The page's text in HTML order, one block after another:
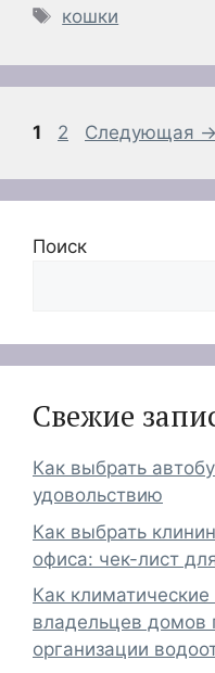
Метки
кошки
Страница
1 Страница
2 Следующая →
Поиск
Свежие
Как выбрать
удовольствию
Как выбрать
офиса: чек-лист
Как
владельцев домов
организации